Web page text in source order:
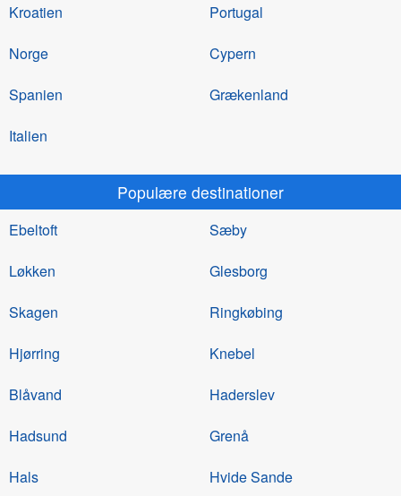
Kroatien
Norge
Spanien
Italien
Portugal
Cypern
Grækenland
Populære destinationer
Ebeltoft
Løkken
Skagen
Hjørring
Blåvand
Hadsund
Hals
Sæby
Glesborg
Ringkøbing
Knebel
Haderslev
Grenå
Hvide Sande